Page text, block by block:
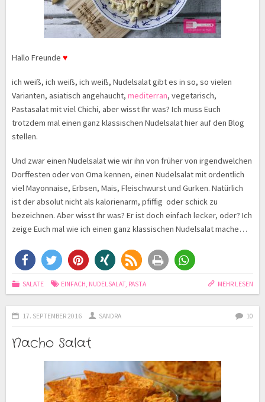
Hallo Freunde ♥
ich weiß, ich weiß, ich weiß, Nudelsalat gibt es in so, so vielen
Varianten, asiatisch angehaucht, mediterran, vegetarisch,
Pastasalat mit viel Chichi, aber wisst Ihr was? Ich muss Euch
trotzdem mal einen ganz klassischen Nudelsalat hier auf den Blog
stellen.
Und zwar einen Nudelsalat wie wir ihn von früher von irgendwelchen
Dorffesten oder von Oma kennen, einen Nudelsalat mit ordentlich
viel Mayonnaise, Erbsen, Mais, Fleischwurst und Gurken. Natürlich
ist der absolut nicht als kalorienarm, pfiffig oder schick zu
bezeichnen. Aber wisst Ihr was? Er ist doch einfach lecker, oder? Ich
zeige Euch mal wie ich einen ganz klassischen Nudelsalat mache…
MEHR LESEN
SALATE EINFACH, NUDELSALAT, PASTA
17. SEPTEMBER 2016 SANDRA 10
Nacho Salat